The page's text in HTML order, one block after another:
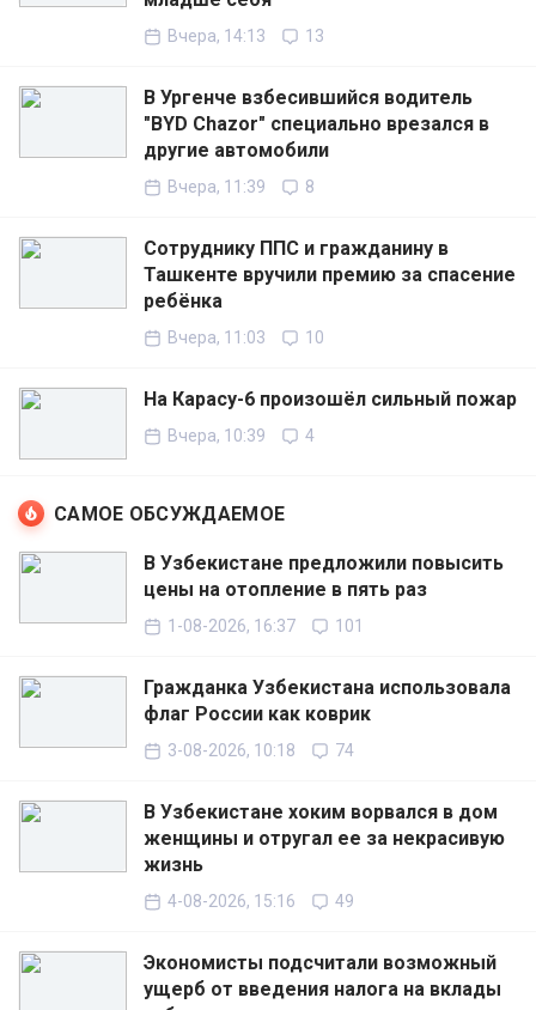
Вчера, 14:13 13
В Ургенче взбесившийся водитель
"BYD Chazor" специально врезался в
другие автомобили
Вчера, 11:39 8
Сотруднику ППС и гражданину в
Ташкенте вручили премию за спасение
ребёнка
Вчера, 11:03 10
На Карасу-6 произошёл сильный пожар
Вчера, 10:39 4
САМОЕ ОБСУЖДАЕМОЕ
В Узбекистане предложили повысить
цены на отопление в пять раз
1-08-2026, 16:37 101
Гражданка Узбекистана использовала
флаг России как коврик
3-08-2026, 10:18 74
В Узбекистане хоким ворвался в дом
женщины и отругал ее за некрасивую
жизнь
4-08-2026, 15:16 49
Экономисты подсчитали возможный
ущерб от введения налога на вклады